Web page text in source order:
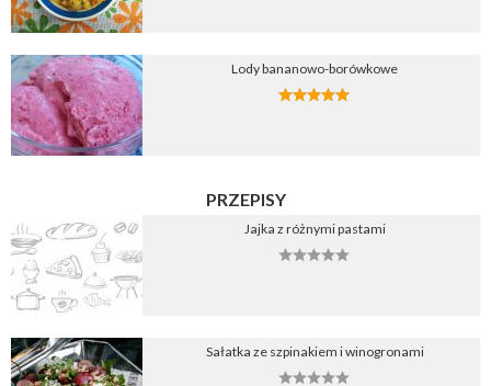
Lody bananowo-borówkowe
PRZEPISY
Jajka z różnymi pastami
Sałatka ze szpinakiem i winogronami